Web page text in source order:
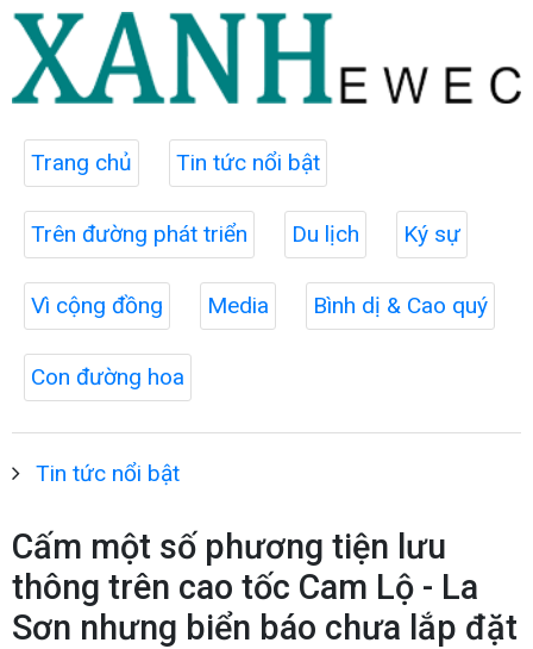
Trang chủ Tin tức nổi bật
Trên đường phát triển Du lịch Ký sự
Vì cộng đồng Media Bình dị & Cao quý
Con đường hoa
Tin tức nổi bật
Cấm một số phương tiện lưu
thông trên cao tốc Cam Lộ - La
Sơn nhưng biển báo chưa lắp đặt